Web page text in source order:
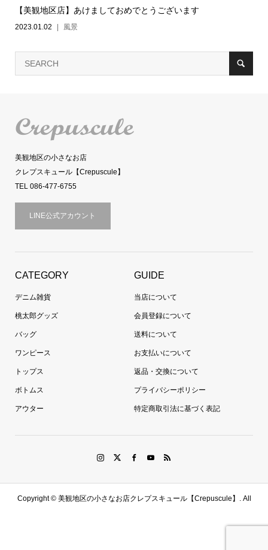
【美観地区店】あけましておめでとうございます
2023.01.02 風景
美観地区の小さなお店
クレプスキュール【Crepuscule】
TEL 086-477-6755
LINE公式アカウント
CATEGORY
デニム雑貨
桃太郎グッズ
バッグ
ワンピース
トップス
ボトムス
アウター
GUIDE
当店について
会員登録について
送料について
お支払いについて
返品・交換について
プライバシーポリシー
特定商取引法に基づく表記
Copyright ©美観地区の小さなお店クレプスキュール【Crepuscule】. All